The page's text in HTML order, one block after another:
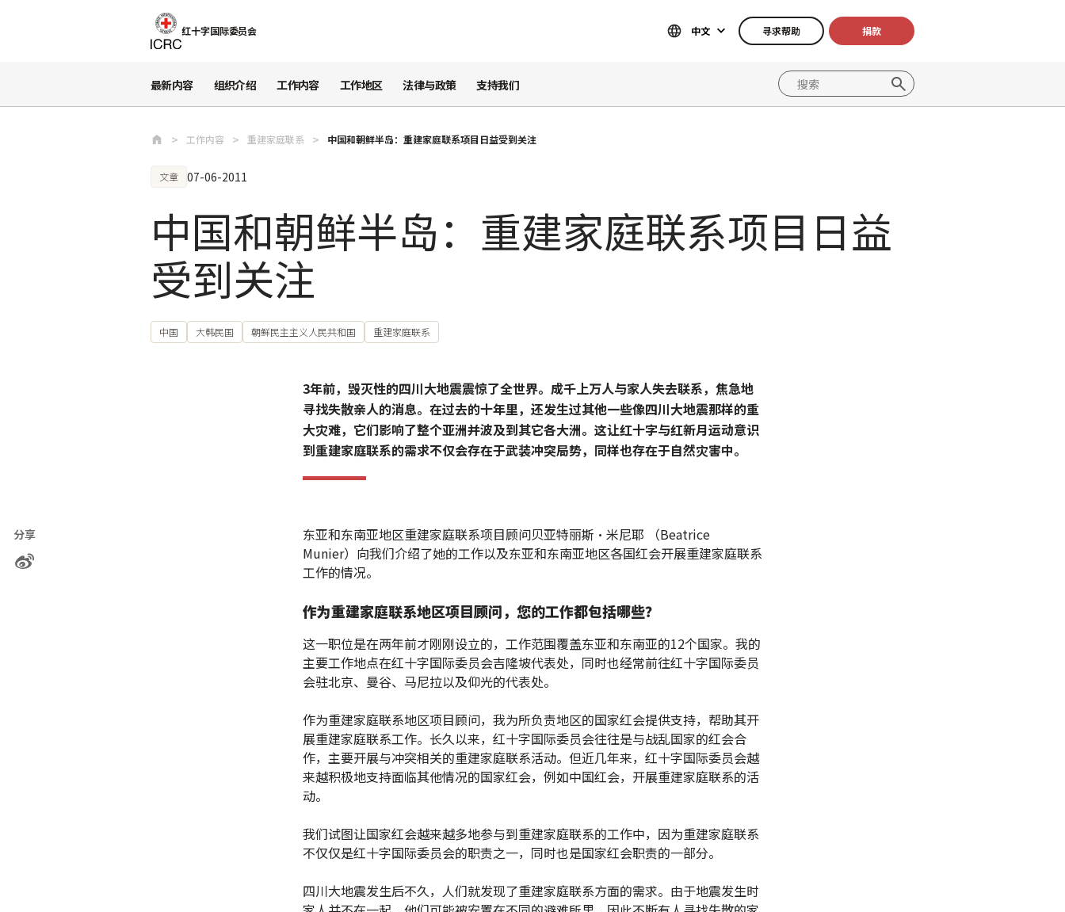
红十字国际委员会 中文 寻求帮助 捐款
最新内容 组织介绍 工作内容 工作地区 法律与政策 支持我们
工作内容 重建家庭联系 中国和朝鲜半岛：重建家庭联系项目日益受到关注
文章 07-06-2011
中国和朝鲜半岛：重建家庭联系项目日益
受到关注
中国 大韩民国 朝鲜民主主义人民共和国 重建家庭联系
3年前，毁灭性的四川大地震震惊了全世界。成千上万人与家人失去联系，焦急地
寻找失散亲人的消息。在过去的十年里，还发生过其他一些像四川大地震那样的重
大灾难，它们影响了整个亚洲并波及到其它各大洲。这让红十字与红新月运动意识
到重建家庭联系的需求不仅会存在于武装冲突局势，同样也存在于自然灾害中。
分享
东亚和东南亚地区重建家庭联系项目顾问贝亚特丽斯•米尼耶 （Beatrice
Munier）向我们介绍了她的工作以及东亚和东南亚地区各国红会开展重建家庭联系
工作的情况。
作为重建家庭联系地区项目顾问，您的工作都包括哪些？
这一职位是在两年前才刚刚设立的，工作范围覆盖东亚和东南亚的12个国家。我的
主要工作地点在红十字国际委员会吉隆坡代表处，同时也经常前往红十字国际委员
会驻北京、曼谷、马尼拉以及仰光的代表处。
作为重建家庭联系地区项目顾问，我为所负责地区的国家红会提供支持，帮助其开
展重建家庭联系工作。长久以来，红十字国际委员会往往是与战乱国家的红会合
作，主要开展与冲突相关的重建家庭联系活动。但近几年来，红十字国际委员会越
来越积极地支持面临其他情况的国家红会，例如中国红会，开展重建家庭联系的活
动。
我们试图让国家红会越来越多地参与到重建家庭联系的工作中，因为重建家庭联系
不仅仅是红十字国际委员会的职责之一，同时也是国家红会职责的一部分。
四川大地震发生后不久，人们就发现了重建家庭联系方面的需求。由于地震发生时